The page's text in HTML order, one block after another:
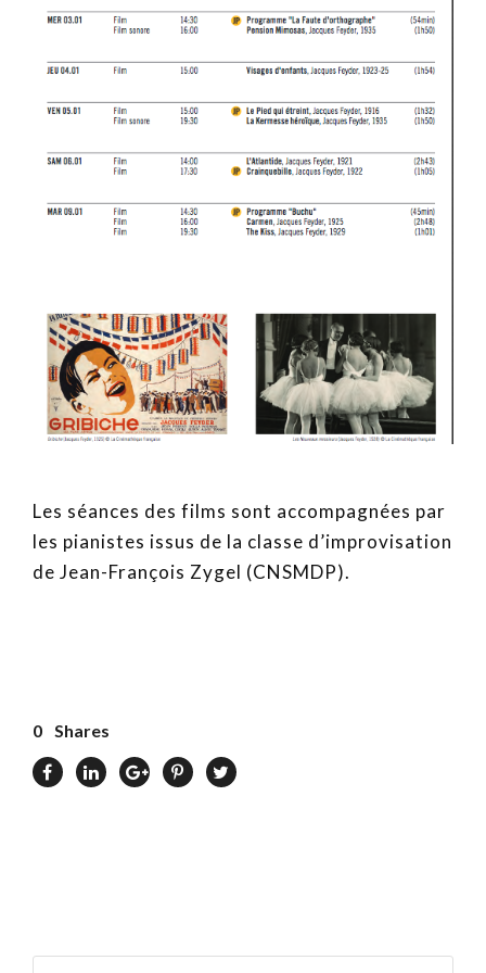
Les séances des films sont accompagnées par
les pianistes issus de la classe d’improvisation
de Jean-François Zygel (CNSMDP).
0 Shares